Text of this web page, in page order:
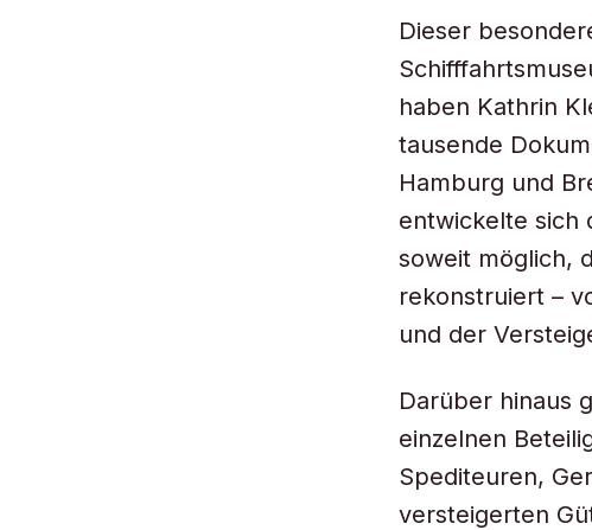
Dieser
haben Kathrin
tausende
Hamburg und
entwickelte sich
soweit möglich,
rekonstruiert –
und der
Darüber hinaus
einzelnen
Spediteuren,
versteigerten